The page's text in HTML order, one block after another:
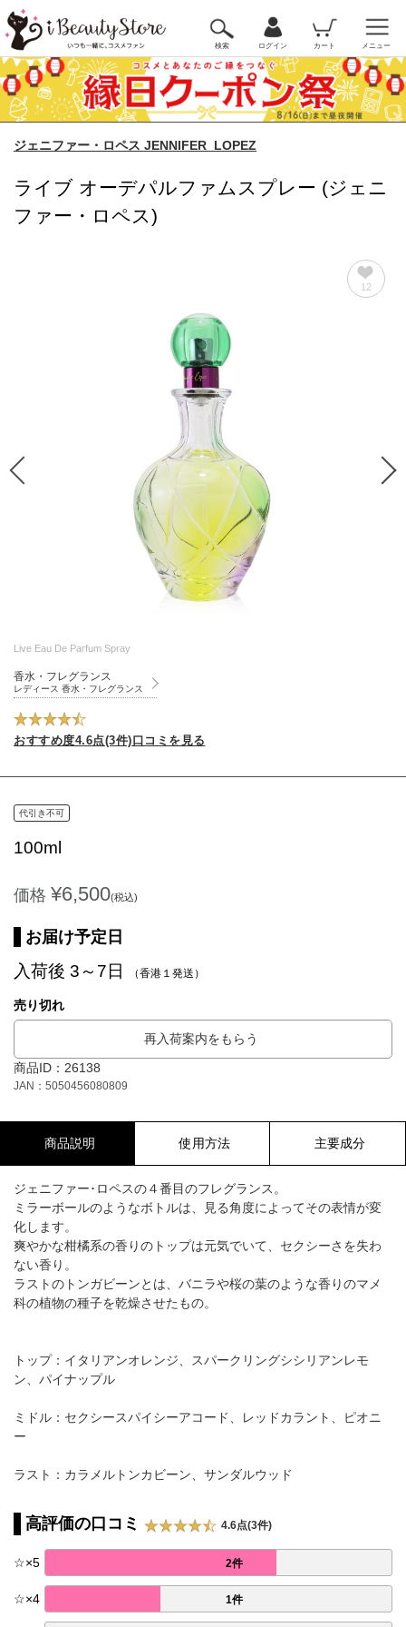
検索 ログイン カート メニュー
ジェニファー・ロペス JENNIFER_LOPEZ
ライブ オーデパルファムスプレー (ジェニ
ファー・ロペス)
12
Live Eau De Parfum Spray
香水・フレグランス
レディース 香水・フレグランス
おすすめ度4.6点(3件)口コミを見る
代引き不可
100ml
価格 ¥6,500(税込)
お届け予定日
入荷後 3～7日 （香港１発送）
売り切れ
再入荷案内をもらう
商品ID：26138
JAN：5050456080809
商品説明 使用方法 主要成分
ジェニファー･ロペスの４番目のフレグランス。
ミラーボールのようなボトルは、見る角度によってその表情が変
化します。
爽やかな柑橘系の香りのトップは元気でいて、セクシーさを失わ
ない香り。
ラストのトンガビーンとは、バニラや桜の葉のような香りのマメ
科の植物の種子を乾燥させたもの。
トップ：イタリアンオレンジ、スパークリングシシリアンレモ
ン、パイナップル
ミドル：セクシースパイシーアコード、レッドカラント、ピオニ
ー
ラスト：カラメルトンカビーン、サンダルウッド
高評価の口コミ 4.6点(3件)
☆×5 2件
☆×4 1件